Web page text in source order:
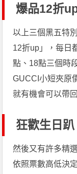
爆品12折up
以上三個黑五特
12折up」，每日
點、18點三個時
GUCCI小短夾原
就有機會可以帶
狂歡生日趴
然後又有許多精
依照票數高低決